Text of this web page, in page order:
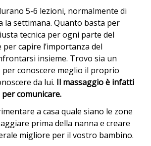
5-6 lezioni, normalmente di
la settimana. Quanto basta per
tecnica per ogni parte del
per capire l’importanza del
insieme. Trovo sia un
per conoscere meglio il proprio
da lui. Il massaggio è infatti
comunicare.
a casa quale siano le zone
prima della nanna e creare
migliore per il vostro bambino.